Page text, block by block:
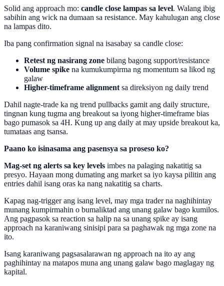
Solid ang approach mo: candle close lampas sa level. Walang ibig
sabihin ang wick na dumaan sa resistance. May kahulugan ang close
na lampas dito.
Iba pang confirmation signal na isasabay sa candle close:
Retest ng nasirang zone bilang bagong support/resistance
Volume spike na kumukumpirma ng momentum sa likod ng
galaw
Higher-timeframe alignment sa direksiyon ng daily trend
Dahil nagte-trade ka ng trend pullbacks gamit ang daily structure,
tingnan kung tugma ang breakout sa iyong higher-timeframe bias
bago pumasok sa 4H. Kung up ang daily at may upside breakout ka,
tumataas ang tsansa.
Paano ko isinasama ang pasensya sa proseso ko?
Mag-set ng alerts sa key levels imbes na palaging nakatitig sa
presyo. Hayaan mong dumating ang market sa iyo kaysa pilitin ang
entries dahil isang oras ka nang nakatitig sa charts.
Kapag nag-trigger ang isang level, may mga trader na naghihintay
munang kumpirmahin o bumaliktad ang unang galaw bago kumilos.
Ang pagpasok sa reaction sa halip na sa unang spike ay isang
approach na karaniwang sinisipi para sa paghawak ng mga zone na
ito.
Isang karaniwang pagsasalarawan ng approach na ito ay ang
paghihintay na matapos muna ang unang galaw bago maglagay ng
kapital.